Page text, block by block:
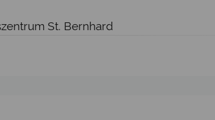
St. Bernhard